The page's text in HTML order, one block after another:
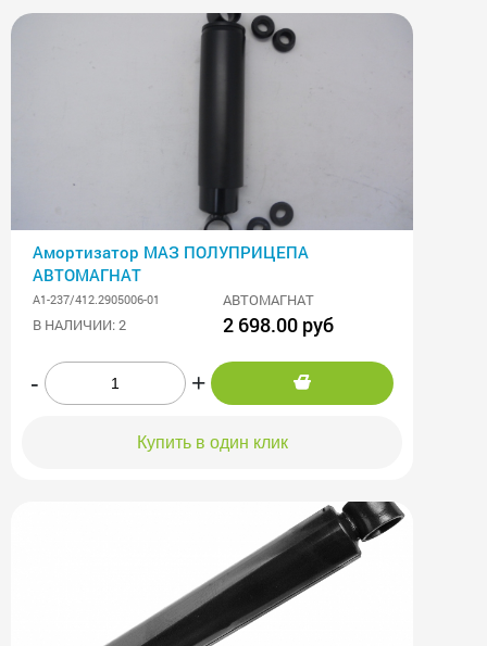
Амортизатор МАЗ ПОЛУПРИЦЕПА
АВТОМАГНАТ
А1-237/412.2905006-01
АВТОМАГНАТ
В НАЛИЧИИ: 2
2 698.00 руб
- +
Купить в один клик